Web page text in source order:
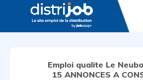
Emploi qualite Le
15 ANNONCES A